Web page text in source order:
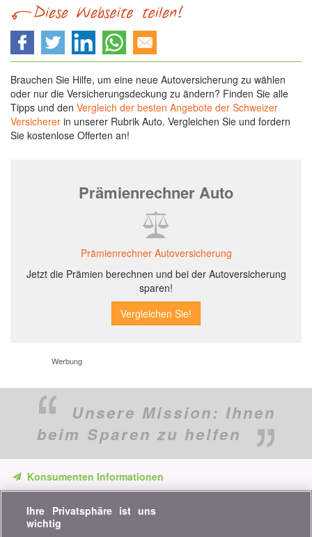
Brauchen Sie Hilfe, um eine neue Autoversicherung zu wählen
oder nur die Versicherungsdeckung zu ändern? Finden Sie alle
Tipps und den Vergleich der besten Angebote der Schweizer
Versicherer in unserer Rubrik Auto. Vergleichen Sie und fordern
Sie kostenlose Offerten an!
Prämienrechner Auto
Prämienrechner Autoversicherung
Jetzt die Prämien berechnen und bei der Autoversicherung
sparen!
Werbung
Unsere Mission: Ihnen
beim Sparen zu helfen
Konsumenten Informationen
unsere Vergleiche, Ratschläge und Tipps in den Bereichen
Versicherung, Finanzen, Konsumgüter und vieles mehr...
Ihre Privatsphäre ist uns
wichtig